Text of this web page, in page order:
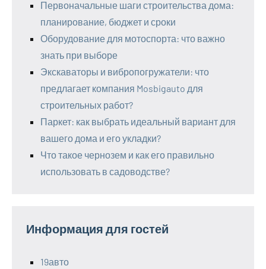
Первоначальные шаги строительства дома:
планирование, бюджет и сроки
Оборудование для мотоспорта: что важно
знать при выборе
Экскаваторы и вибропогружатели: что
предлагает компания Mosbigauto для
строительных работ?
Паркет: как выбрать идеальный вариант для
вашего дома и его укладки?
Что такое чернозем и как его правильно
использовать в садоводстве?
Информация для гостей
19авто